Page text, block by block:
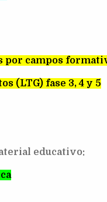
campos
(LTG) fase 3, 4 y 5
educativo: